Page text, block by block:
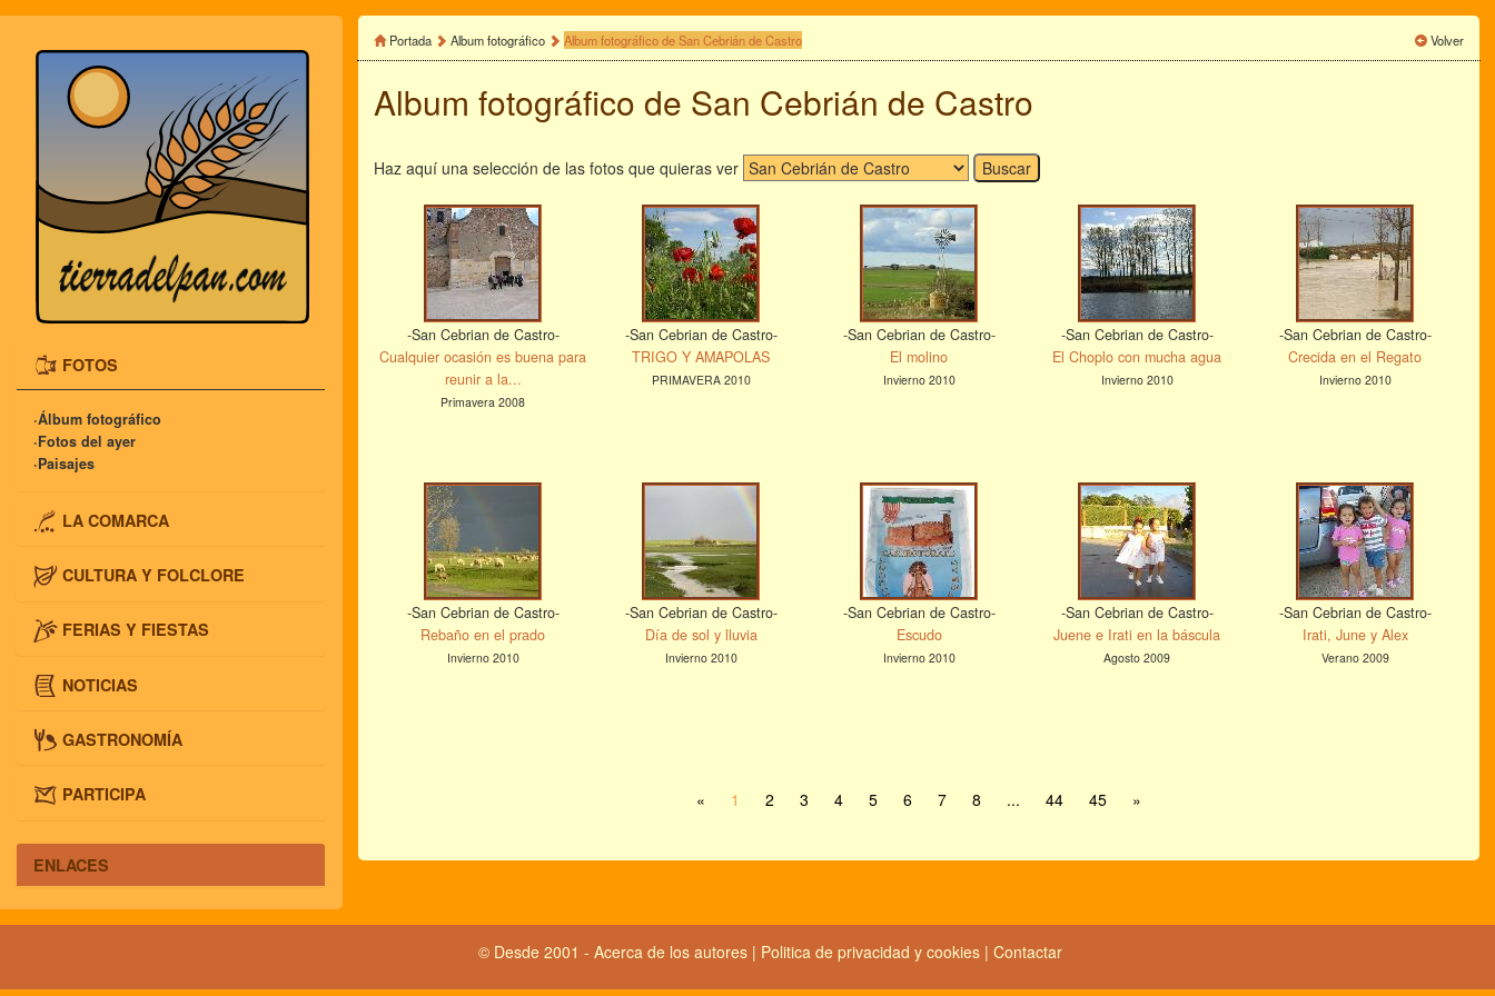
FOTOS
·Álbum fotográfico
·Fotos del ayer
·Paisajes
LA COMARCA
CULTURA Y FOLCLORE
FERIAS Y FIESTAS
NOTICIAS
GASTRONOMÍA
PARTICIPA
ENLACES
Portada Album fotográfico Album fotográfico de San Cebrián de Castro Volver
Album fotográfico de San Cebrián de Castro
Haz aquí una selección de las fotos que quieras ver
-San Cebrian de Castro-
Cualquier ocasión es buena para
reunir a la...
Primavera 2008
-San Cebrian de Castro-
TRIGO Y AMAPOLAS
PRIMAVERA 2010
-San Cebrian de Castro-
El molino
Invierno 2010
-San Cebrian de Castro-
El Choplo con mucha agua
Invierno 2010
-San Cebrian de Castro-
Crecida en el Regato
Invierno 2010
-San Cebrian de Castro-
Rebaño en el prado
Invierno 2010
-San Cebrian de Castro-
Día de sol y lluvia
Invierno 2010
-San Cebrian de Castro-
Escudo
Invierno 2010
-San Cebrian de Castro-
Juene e Irati en la báscula
Agosto 2009
-San Cebrian de Castro-
Irati, June y Alex
Verano 2009
« 1 2 3 4 5 6 7 8 ... 44 45 »
© Desde 2001 - Acerca de los autores| Politica de privacidad y cookies | Contactar